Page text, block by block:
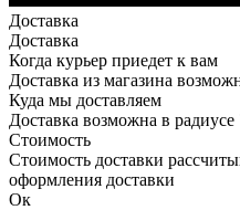
Доставка
Доставка
Когда курьер приедет к вам
Доставка из магазина
Куда мы доставляем
Доставка возможна в радиусе
Стоимость
Стоимость доставки
оформления доставки
Ок